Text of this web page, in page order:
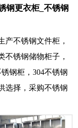
钢更衣柜_不锈钢
产不锈钢文件柜，
不锈钢储物柜子，
钢柜，304不锈钢
选择，采购不锈钢